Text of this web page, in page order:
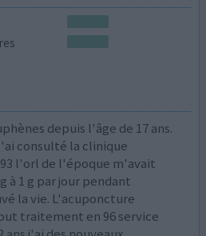
depuis l'âge de 17 ans.
consulté la clinique
l'orl de l'époque m'avait
à 1 g par jour pendant
la vie. L'acuponcture
traitement en 96 service